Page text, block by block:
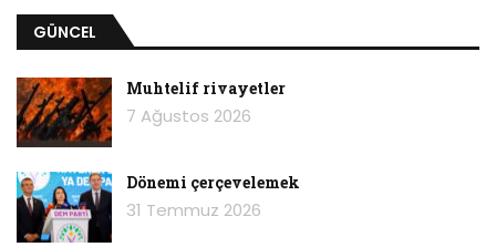
GÜNCEL
Muhtelif rivayetler
7 Ağustos 2026
Dönemi çerçevelemek
31 Temmuz 2026